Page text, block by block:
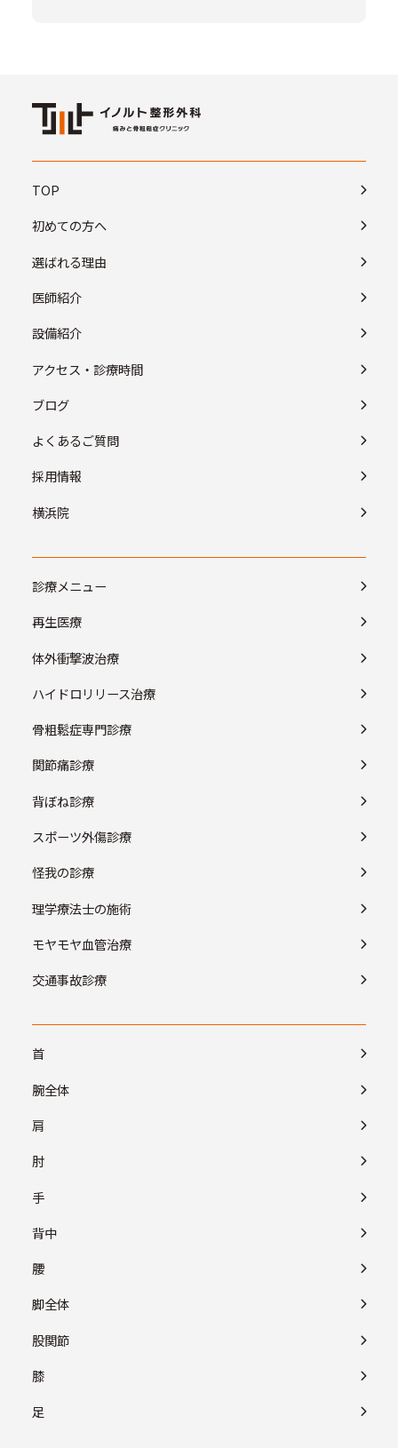
TOP
初めての方へ
選ばれる理由
医師紹介
設備紹介
アクセス・診療時間
ブログ
よくあるご質問
採用情報
横浜院
診療メニュー
再生医療
体外衝撃波治療
ハイドロリリース治療
骨粗鬆症専門診療
関節痛診療
背ぼね診療
スポーツ外傷診療
怪我の診療
理学療法士の施術
モヤモヤ血管治療
交通事故診療
首
腕全体
肩
肘
手
背中
腰
脚全体
股関節
膝
足